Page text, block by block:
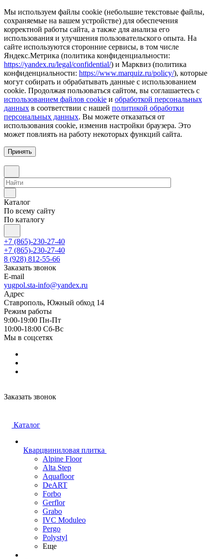
Мы используем файлы cookie (небольшие текстовые файлы,
сохраняемые на вашем устройстве) для обеспечения
корректной работы сайта, а также для анализа его
использования и улучшения пользовательского опыта. На
сайте используются сторонние сервисы, в том числе
Яндекс.Метрика (политика конфиденциальности:
https://yandex.ru/legal/confidential/) и Марквиз (политика
конфиденциальности: https://www.marquiz.ru/policy/), которые
могут собирать и обрабатывать данные с использованием
cookie. Продолжая пользоваться сайтом, вы соглашаетесь с
использованием файлов cookie и обработкой персональных
данных в соответствии с нашей политикой обработки
персональных данных. Вы можете отказаться от
использования cookie, изменив настройки браузера. Это
может повлиять на работу некоторых функций сайта.
Принять
Каталог
По всему сайту
По каталогу
+7 (865)-230-27-40
+7 (865)-230-27-40
8 (928) 812-55-66
Заказать звонок
E-mail
yugpol.sta-info@yandex.ru
Адрес
Ставрополь, Южный обход 14
Режим работы
9:00-19:00 Пн-Пт
10:00-18:00 Cб-Вс
Мы в соцсетях
Заказать звонок
Каталог
Кварцвиниловая плитка
Alpine Floor
Alta Step
Aquafloor
DeART
Forbo
Gerflor
Grabo
IVC Moduleo
Pergo
Polystyl
Еще